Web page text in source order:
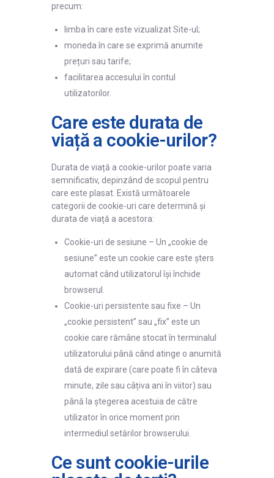
precum:
limba în care este vizualizat Site-ul;
moneda în care se exprimă anumite
prețuri sau tarife;
facilitarea accesului în contul
utilizatorilor.
Care este durata de
viață a cookie-urilor?
Durata de viață a cookie-urilor poate varia
semnificativ, depinzând de scopul pentru
care este plasat. Există următoarele
categorii de cookie-uri care determină și
durata de viață a acestora:
Cookie-uri de sesiune – Un „cookie de
sesiune” este un cookie care este șters
automat când utilizatorul își închide
browserul.
Cookie-uri persistente sau fixe – Un
„cookie persistent” sau „fix” este un
cookie care rămâne stocat în terminalul
utilizatorului până când atinge o anumită
dată de expirare (care poate fi în câteva
minute, zile sau câțiva ani în viitor) sau
până la ștegerea acestuia de către
utilizator în orice moment prin
intermediul setărilor browserului.
Ce sunt cookie-urile